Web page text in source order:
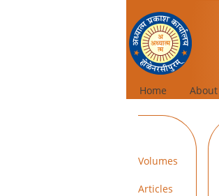
Home About
Volumes
Articles